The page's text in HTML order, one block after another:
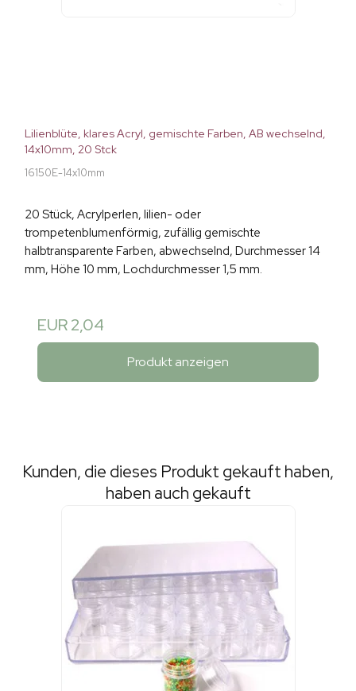
Lilienblüte, klares Acryl, gemischte Farben, AB wechselnd,
14x10mm, 20 Stck
16150E-14x10mm
20 Stück, Acrylperlen, lilien- oder
trompetenblumenförmig, zufällig gemischte
halbtransparente Farben, abwechselnd, Durchmesser 14
mm, Höhe 10 mm, Lochdurchmesser 1,5 mm.
EUR 2,04
Produkt anzeigen
Kunden, die dieses Produkt gekauft haben,
haben auch gekauft